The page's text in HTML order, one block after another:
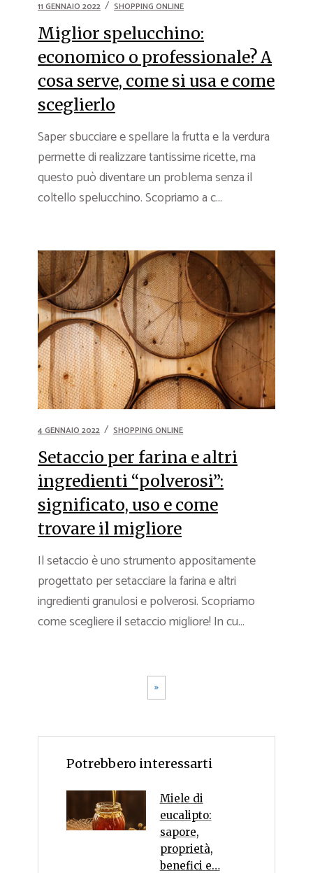
11 GENNAIO 2022 SHOPPING ONLINE
Miglior spelucchino:
economico o professionale? A
cosa serve, come si usa e come
sceglierlo
Saper sbucciare e spellare la frutta e la verdura
permette di realizzare tantissime ricette, ma
questo può diventare un problema senza il
coltello spelucchino. Scopriamo a c...
4 GENNAIO 2022 SHOPPING ONLINE
Setaccio per farina e altri
ingredienti “polverosi”:
significato, uso e come
trovare il migliore
Il setaccio è uno strumento appositamente
progettato per setacciare la farina e altri
ingredienti granulosi e polverosi. Scopriamo
come scegliere il setaccio migliore! In cu...
»
Potrebbero interessarti
Miele di
eucalipto:
sapore,
proprietà,
benefici e…